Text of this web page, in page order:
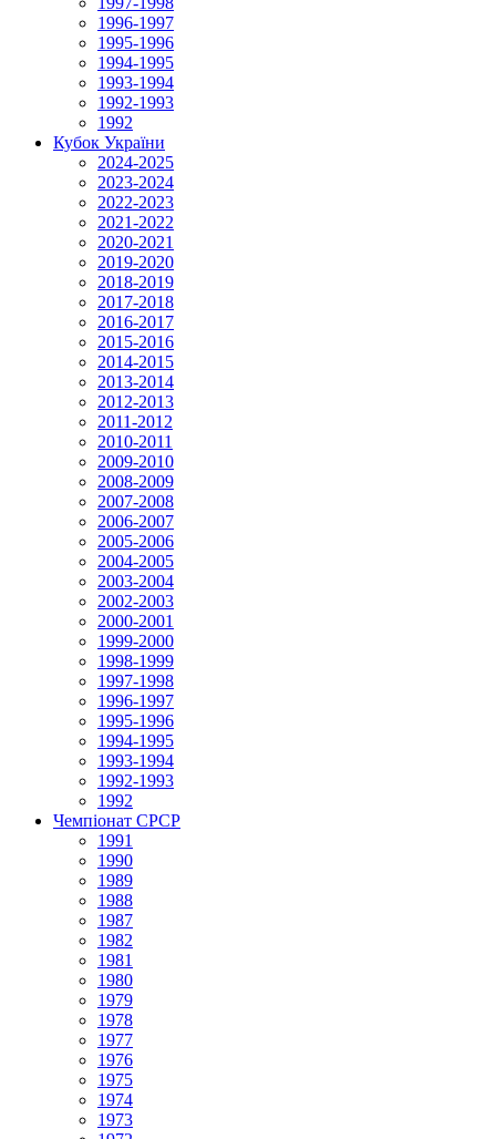
1996-1997
1995-1996
1994-1995
1993-1994
1992-1993
1992
Кубок України
2024-2025
2023-2024
2022-2023
2021-2022
2020-2021
2019-2020
2018-2019
2017-2018
2016-2017
2015-2016
2014-2015
2013-2014
2012-2013
2011-2012
2010-2011
2009-2010
2008-2009
2007-2008
2006-2007
2005-2006
2004-2005
2003-2004
2002-2003
2000-2001
1999-2000
1998-1999
1997-1998
1996-1997
1995-1996
1994-1995
1993-1994
1992-1993
1992
Чемпіонат СРСР
1991
1990
1989
1988
1987
1982
1981
1980
1979
1978
1977
1976
1975
1974
1973